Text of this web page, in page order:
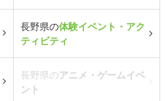
長野県の体験イベント・アク
ティビティ
長野県のアニメ・ゲームイベ
ント